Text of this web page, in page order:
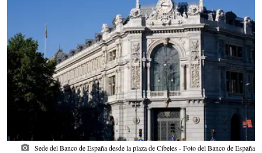
photo_camera Sede del Banco de España desde la plaza de Cibeles - Foto del Banco de España